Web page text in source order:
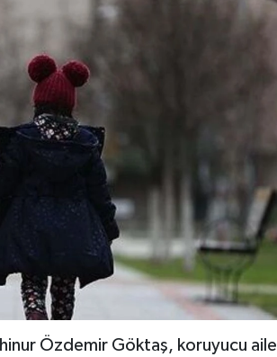
Özdemir Göktaş, koruyucu aile